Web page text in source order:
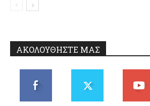
ΑΚΟΛΟΥΘΗΣΤΕ ΜΑΣ